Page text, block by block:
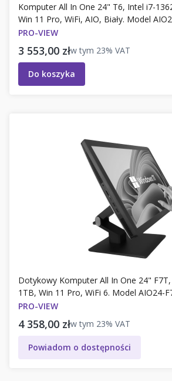
Komputer All In One 24" T6, Intel i7-
Win 11 Pro, WiFi, AIO, Biały. Model
PRO-VIEW
Cena brutto
3 553,00 złw tym 23% VAT
Do koszyka
Dotykowy Komputer All In One 24"
1TB, Win 11 Pro, WiFi 6. Model AIO24-
PRO-VIEW
Cena brutto
4 358,00 złw tym 23% VAT
Powiadom o dostępności